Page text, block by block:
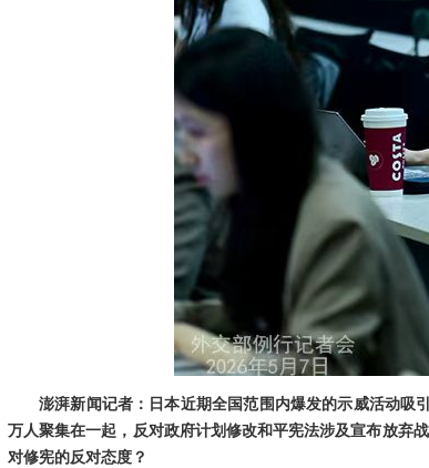
澎湃新闻记者：日本近期全国范围内爆发的示威活动吸
万人聚集在一起，反对政府计划修改和平宪法涉及宣布放弃
对修宪的反对态度？